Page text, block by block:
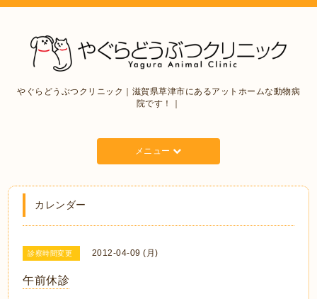
やぐらどうぶつクリニック｜滋賀県草津市にあるアットホームな動物病
院です！｜
メニュー
カレンダー
診察時間変更 2012-04-09 (月)
午前休診